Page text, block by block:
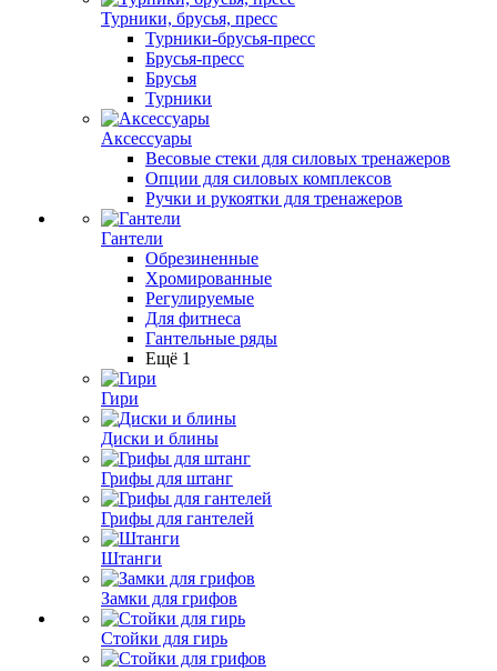
Турники, брусья, пресс
Турники-брусья-пресс
Брусья-пресс
Брусья
Турники
Аксессуары
Весовые стеки для силовых тренажеров
Опции для силовых комплексов
Ручки и рукоятки для тренажеров
Гантели
Обрезиненные
Хромированные
Регулируемые
Для фитнеса
Гантельные ряды
Ещё 1
Гири
Диски и блины
Грифы для штанг
Грифы для гантелей
Штанги
Замки для грифов
Стойки для гирь